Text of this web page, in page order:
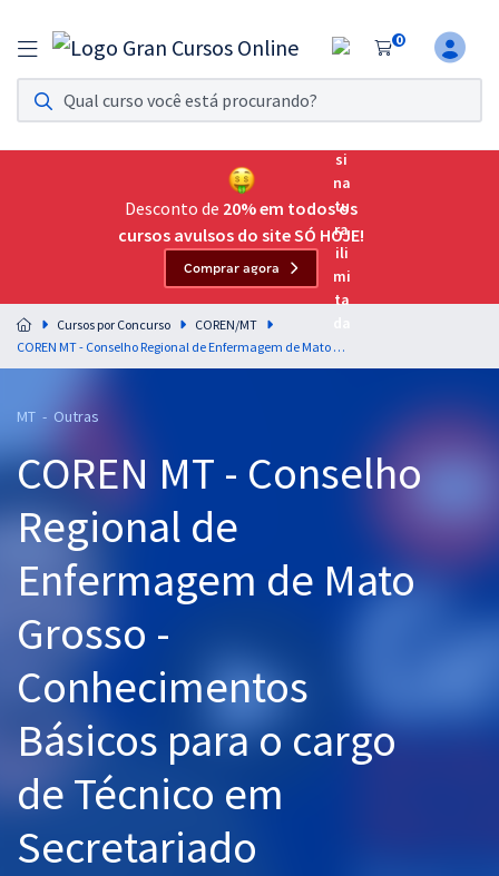
0
Assinatura Ilimitada 11
Acesso a todos os cursos. Teste grátis por 7 dias!
Assinatura OAB Até Passar
Acesso ilimitado a toda preparação para o Exame da
Residências Multiprofissionais
Preparação completa e intensiva para as principais
residências em saúde do Brasil
Cursos 20% OFF
Pós
Graduação
OAB
Mentorias
Questões grátis
Conteúdo gratuito
Aprovados
Desconto de 20% em todos os
cursos avulsos do site SÓ HOJE!
Comprar agora
Cursos por Concurso
COREN/MT
COREN MT - Conselho Regional de Enfermagem de Mato Grosso - Conhecimentos Básicos para o cargo de Técnico em Secretariado
MT - Outras
COREN MT - Conselho
Regional de
Enfermagem de Mato
Grosso -
Conhecimentos
Básicos para o cargo
de Técnico em
Secretariado